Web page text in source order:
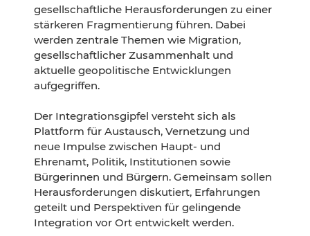
gesellschaftliche Herausforderungen zu einer
stärkeren Fragmentierung führen. Dabei
werden zentrale Themen wie Migration,
gesellschaftlicher Zusammenhalt und
aktuelle geopolitische Entwicklungen
aufgegriffen.
Der Integrationsgipfel versteht sich als
Plattform für Austausch, Vernetzung und
neue Impulse zwischen Haupt- und
Ehrenamt, Politik, Institutionen sowie
Bürgerinnen und Bürgern. Gemeinsam sollen
Herausforderungen diskutiert, Erfahrungen
geteilt und Perspektiven für gelingende
Integration vor Ort entwickelt werden.